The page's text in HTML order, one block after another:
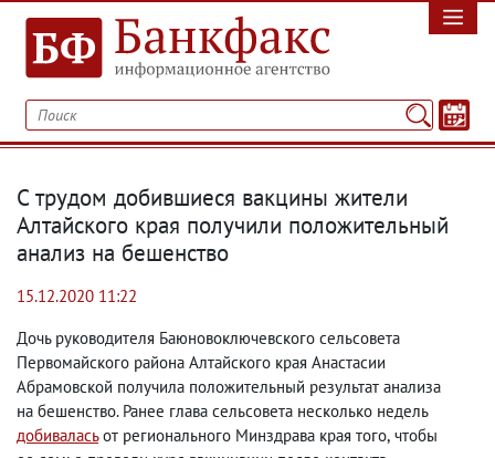
С трудом добившиеся вакцины жители
Алтайского края получили положительный
анализ на бешенство
15.12.2020 11:22
Дочь руководителя Баюновоключевского сельсовета
Первомайского района Алтайского края Анастасии
Абрамовской получила положительный результат анализа
на бешенство. Ранее глава сельсовета несколько недель
добиваласьот регионального Минздрава края того, чтобы